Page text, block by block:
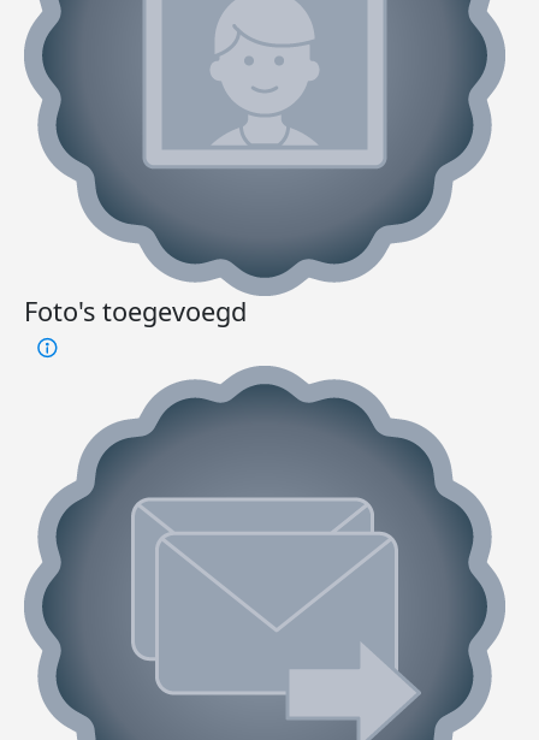
Foto's toegevoegd